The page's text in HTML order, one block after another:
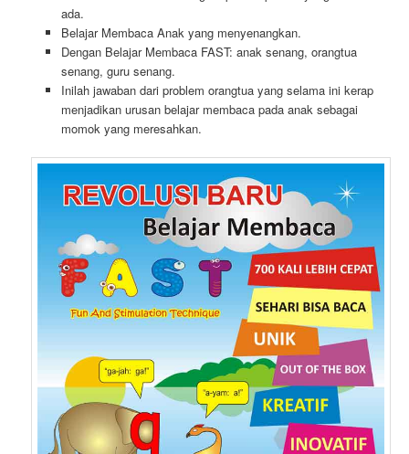
ada.
Belajar Membaca Anak yang menyenangkan.
Dengan Belajar Membaca FAST: anak senang, orangtua
senang, guru senang.
Inilah jawaban dari problem orangtua yang selama ini kerap
menjadikan urusan belajar membaca pada anak sebagai
momok yang meresahkan.